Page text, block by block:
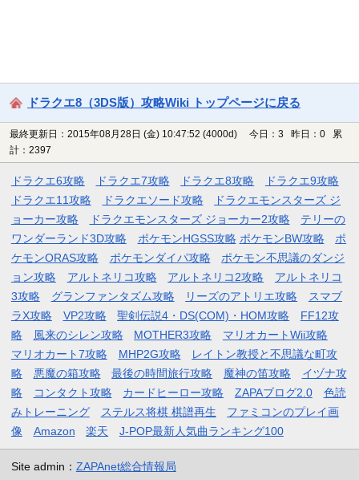
ドラクエ8（3DS版）攻略Wiki トップページに戻る
最終更新日：2015年08月28日 (金) 10:47:52 (4000d)
今日：3 昨日：0 累
計：2397
ドラクエ6攻略 ドラクエ7攻略 ドラクエ8攻略
ドラクエ9攻略
ドラクエ11攻略
ドラクエソード攻略
ドラクエモンスターズ ジ
ョーカー攻略
ドラクエモンスターズ ジョーカー2攻略
テリーの
ワンダーランド3D攻略
ポケモンHGSS攻略 ポケモンBW攻略
ポ
ケモンORAS攻略
ポケモンダイパ攻略
ポケモン不思議のダンジ
ョン攻略
アルトネリコ攻略 アルトネリコ2攻略
アルトネリコ
3攻略
グランファンタズム攻略 リーズのアトリエ攻略
スマブ
ラX攻略
VP2攻略 聖剣伝説4・DS(COM)・HOM攻略
FF12攻
略
風来のシレン攻略 MOTHER3攻略
マリオカートWii攻略
マリオカート7攻略
MHP2G攻略
レイトン教授と不思議な町攻
略
悪魔の箱攻略 最後の時間旅行攻略 魔神の笛攻略
イヅナ攻
略
コンタクト攻略 カードヒーロー攻略 ZAPAブログ2.0
色読
みトレーニング
ステルス将棋 棋譜再生
ファミコンのプレイ画
像
Amazon 楽天 J-POP最新人気曲ランキング100
Site admin： ZAPAnet総合情報局